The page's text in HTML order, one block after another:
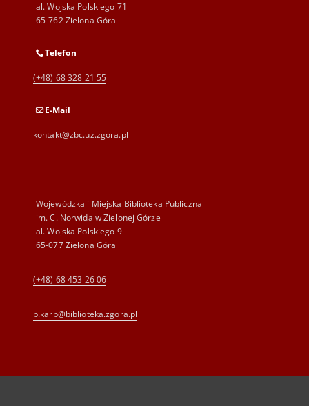
al. Wojska Polskiego 71
65-762 Zielona Góra
Telefon
(+48) 68 328 21 55
E-Mail
kontakt@zbc.uz.zgora.pl
Wojewódzka i Miejska Biblioteka Publiczna
im. C. Norwida w Zielonej Górze
al. Wojska Polskiego 9
65-077 Zielona Góra
(+48) 68 453 26 06
p.karp@biblioteka.zgora.pl